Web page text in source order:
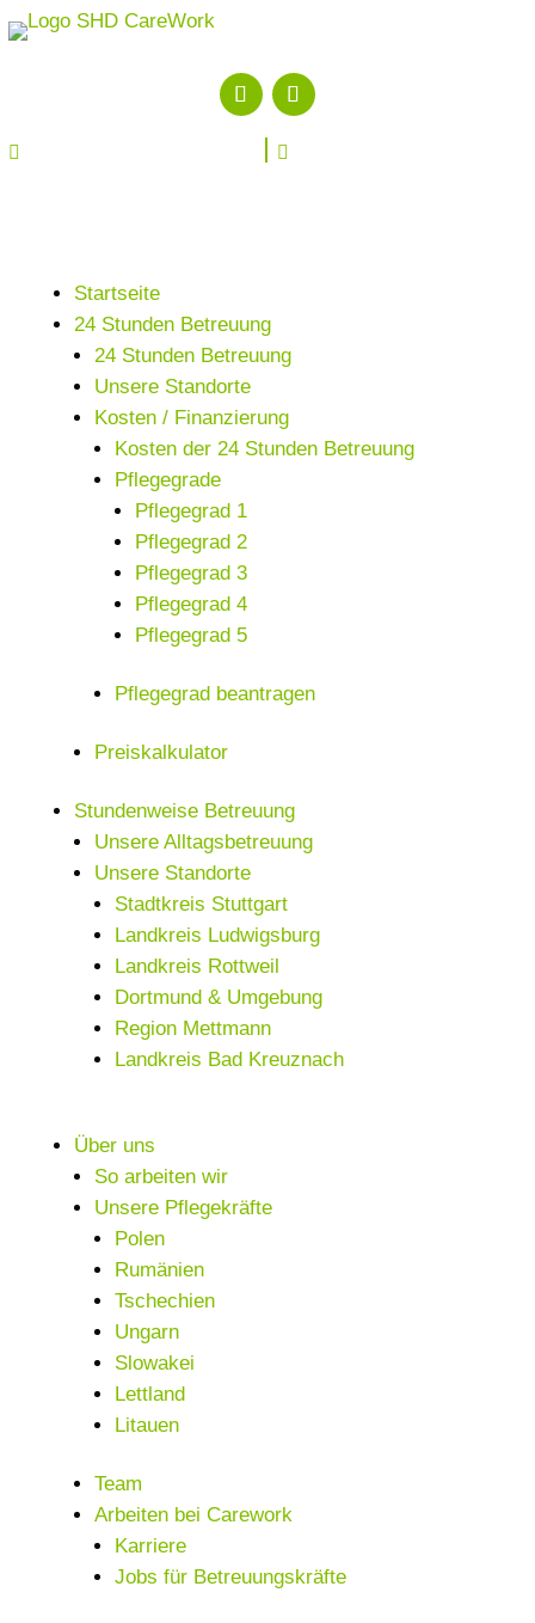
 
Startseite
24 Stunden Betreuung
24 Stunden Betreuung
Unsere Standorte
Kosten / Finanzierung
Kosten der 24 Stunden Betreuung
Pflegegrade
Pflegegrad 1
Pflegegrad 2
Pflegegrad 3
Pflegegrad 4
Pflegegrad 5
Pflegegrad beantragen
Preiskalkulator
Stundenweise Betreuung
Unsere Alltagsbetreuung
Unsere Standorte
Stadtkreis Stuttgart
Landkreis Ludwigsburg
Landkreis Rottweil
Dortmund & Umgebung
Region Mettmann
Landkreis Bad Kreuznach
Über uns
So arbeiten wir
Unsere Pflegekräfte
Polen
Rumänien
Tschechien
Ungarn
Slowakei
Lettland
Litauen
Team
Arbeiten bei Carework
Karriere
Jobs für Betreuungskräfte